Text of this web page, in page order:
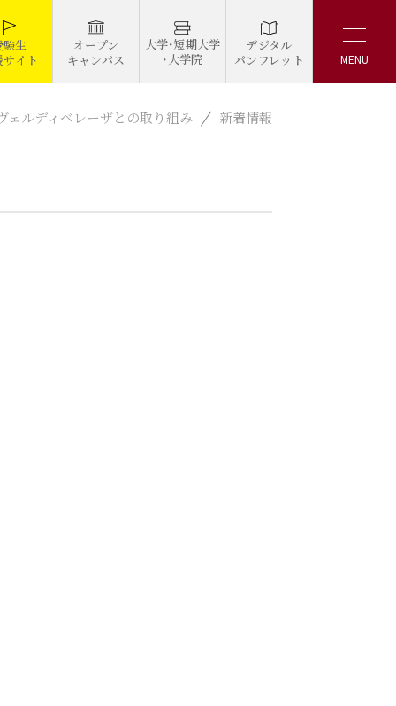
験生
イト
オープン
キャンパス
大学・短期大学
・大学院
デジタル
パンフレット
MENU
ェルディベレーザとの取り組み 新着情報